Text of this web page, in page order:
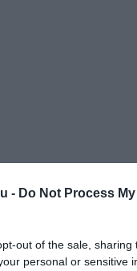
- Do Not Process
out of the sale, sharing
personal or sensitive